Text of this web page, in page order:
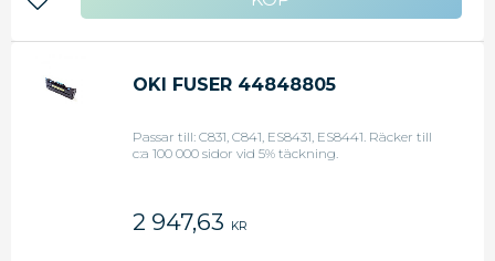
Lägg till i favoriter
OKI FUSER 44848805
Passar till: C831, C841, ES8431, ES8441. Räcker till
c:a 100 000 sidor vid 5% täckning.
2 947,63 KR